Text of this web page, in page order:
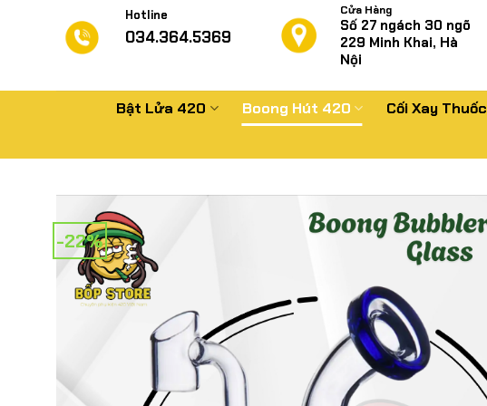
Hotline
034.364.5369
Cửa Hàng
Số 27 ngách 30 ngõ
229 Minh Khai, Hà
Nội
Bật Lửa 420 Boong Hút 420 Cối Xay Thuốc
-22%